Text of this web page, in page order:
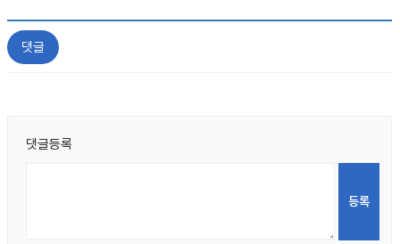
댓글
댓글등록